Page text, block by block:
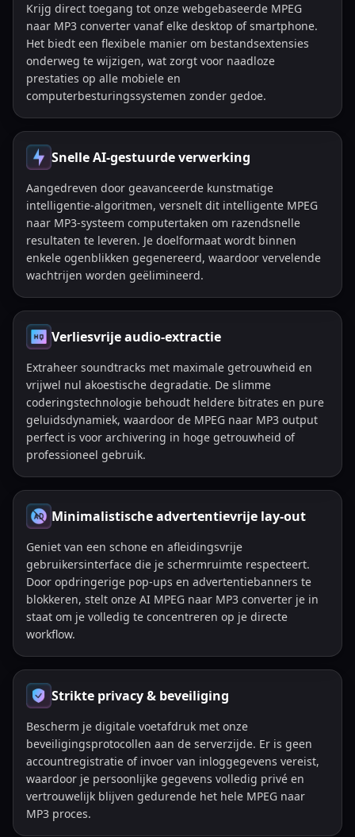
Krijg direct toegang tot onze webgebaseerde MPEG
naar MP3 converter vanaf elke desktop of smartphone.
Het biedt een flexibele manier om bestandsextensies
onderweg te wijzigen, wat zorgt voor naadloze
prestaties op alle mobiele en
computerbesturingssystemen zonder gedoe.
Snelle AI-gestuurde verwerking
Aangedreven door geavanceerde kunstmatige
intelligentie-algoritmen, versnelt dit intelligente MPEG
naar MP3-systeem computertaken om razendsnelle
resultaten te leveren. Je doelformaat wordt binnen
enkele ogenblikken gegenereerd, waardoor vervelende
wachtrijen worden geëlimineerd.
Verliesvrije audio-extractie
Extraheer soundtracks met maximale getrouwheid en
vrijwel nul akoestische degradatie. De slimme
coderingstechnologie behoudt heldere bitrates en pure
geluidsdynamiek, waardoor de MPEG naar MP3 output
perfect is voor archivering in hoge getrouwheid of
professioneel gebruik.
Minimalistische advertentievrije lay-out
Geniet van een schone en afleidingsvrije
gebruikersinterface die je schermruimte respecteert.
Door opdringerige pop-ups en advertentiebanners te
blokkeren, stelt onze AI MPEG naar MP3 converter je in
staat om je volledig te concentreren op je directe
workflow.
Strikte privacy & beveiliging
Bescherm je digitale voetafdruk met onze
beveiligingsprotocollen aan de serverzijde. Er is geen
accountregistratie of invoer van inloggegevens vereist,
waardoor je persoonlijke gegevens volledig privé en
vertrouwelijk blijven gedurende het hele MPEG naar
MP3 proces.